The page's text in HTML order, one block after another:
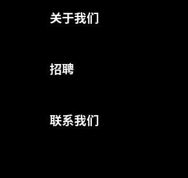
关于我们
招聘
联系我们